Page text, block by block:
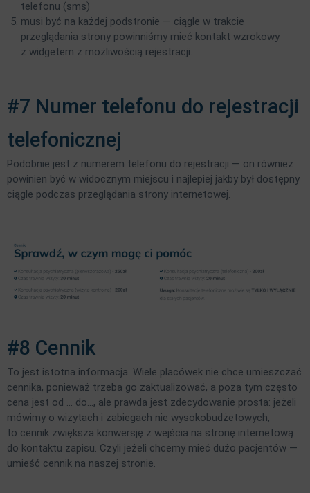
telefonu (sms)
musi być na każdej podstronie — ciągle w trakcie
przeglądania strony powinniśmy mieć kontakt wzrokowy
z widgetem z możliwością rejestracji.
#7 Numer telefonu do rejestracji
telefonicznej
Podobnie jest z numerem telefonu do rejestracji — on również
powinien być w widocznym miejscu i najlepiej jakby był dostępny
ciągle podczas przeglądania strony internetowej.
#8 Cennik
To jest istotna informacja. Wiele placówek nie chce umieszczać
cennika, ponieważ trzeba go zaktualizować, a poza tym często
cena jest od … do…, ale prawda jest zdecydowanie prosta: jeżeli
mówimy o wizytach i zabiegach nie wysokobudżetowych,
to cennik zwiększa konwersję z wejścia na stronę internetową
do kontaktu zapisu. Czyli jeżeli chcemy mieć dużo pacjentów —
umieść cennik na naszej stronie.